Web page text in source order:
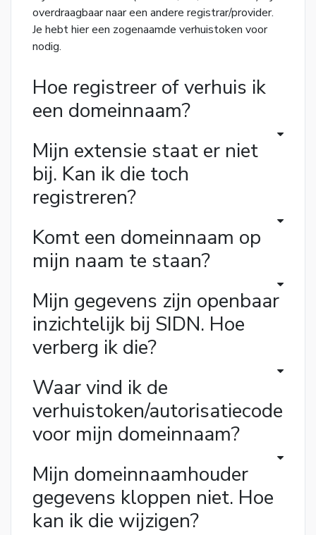
overdraagbaar naar een andere registrar/provider.
Je hebt hier een zogenaamde verhuistoken voor
nodig.
Hoe registreer of verhuis ik
een domeinnaam?
Mijn extensie staat er niet
bij. Kan ik die toch
registreren?
Komt een domeinnaam op
mijn naam te staan?
Mijn gegevens zijn openbaar
inzichtelijk bij SIDN. Hoe
verberg ik die?
Waar vind ik de
verhuistoken/autorisatiecode
voor mijn domeinnaam?
Mijn domeinnaamhouder
gegevens kloppen niet. Hoe
kan ik die wijzigen?